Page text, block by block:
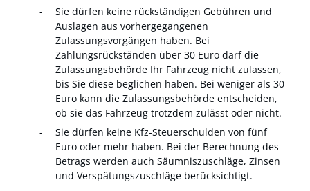
Sie dürfen keine rückständigen Gebühren und
Auslagen aus vorhergegangenen
Zulassungsvorgängen haben. Bei
Zahlungsrückständen über 30 Euro darf die
Zulassungsbehörde Ihr Fahrzeug nicht zulassen,
bis Sie diese beglichen haben. Bei weniger als 30
Euro kann die Zulassungsbehörde entscheiden,
ob sie das Fahrzeug trotzdem zulässt oder nicht.
Sie dürfen keine Kfz-Steuerschulden von fünf
Euro oder mehr haben. Bei der Berechnung des
Betrags werden auch Säumniszuschläge, Zinsen
und Verspätungszuschläge berücksichtigt.